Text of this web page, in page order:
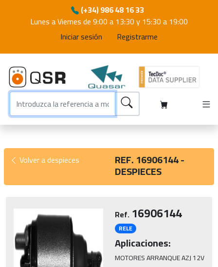
(+34) 986 48 16 33
Lunes a Viernes de 9:00 a 13:30 y 15:30 a 19:00
Iniciar sesión
Registrarme
Volver a despieces REF. 16906144 -
DESPIECES
Ref. 16906144
RELE
Aplicaciones:
MOTORES ARRANQUE AZJ 12V